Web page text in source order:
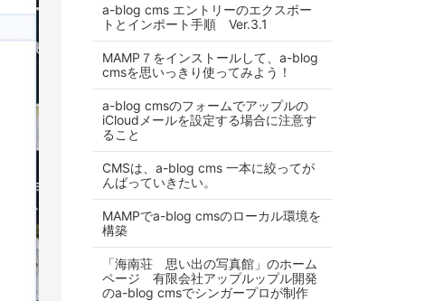
a-blog cms エントリーのエクスポー
トとインポート手順 Ver.3.1
MAMP７をインストールして、a-blog
cmsを思いっきり使ってみよう！
a-blog cmsのフォームでアップルの
iCloudメールを設定する場合に注意す
ること
CMSは、a-blog cms 一本に絞ってが
んばっていきたい。
MAMPでa-blog cmsのローカル環境を
構築
「海南荘 思い出の写真館」のホーム
ページ 有限会社アップルップル開発
のa-blog cmsでシンガープロが制作